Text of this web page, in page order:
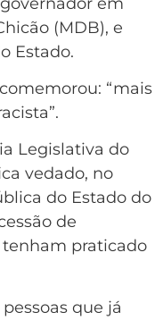
(MDB), e
Estado.
“mais
Legislativa do
vedado, no
do Estado do
de
tenham praticado
que já